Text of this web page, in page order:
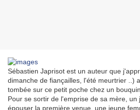
Sébastien Japrisot est un auteur que
dimanche de fiançailles, l'été meurtrier ..)
tombée sur ce petit poche chez un
Pour se sortir de l'emprise de sa mère, un
épouser la première venue, une jeune